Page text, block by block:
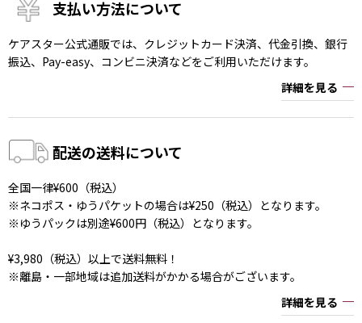
支払い方法について
ケアスター公式通販では、クレジットカード決済、代金引換、銀行
振込、Pay-easy、コンビニ決済などをご利用いただけます。
詳細を見る
配送の送料について
全国一律¥600（税込）
※ネコポス・ゆうパケットの場合は¥250（税込）となります。
※ゆうパックは別途¥600円（税込）となります。
¥3,980（税込）以上で送料無料！
※離島・一部地域は追加送料がかかる場合がございます。
詳細を見る